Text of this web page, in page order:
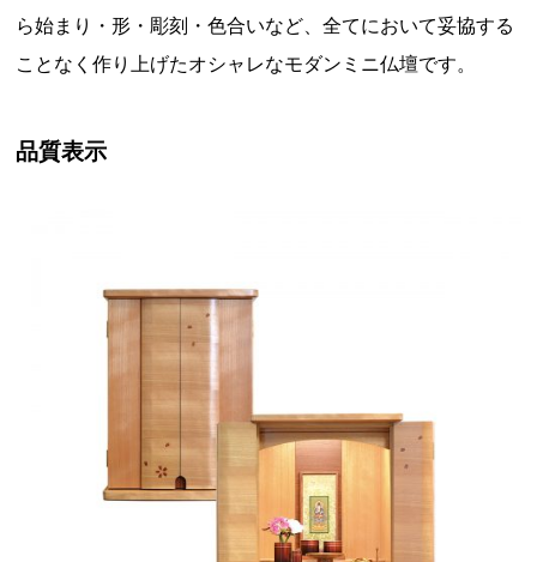
ら始まり・形・彫刻・色合いなど、全てにおいて妥協する
ことなく作り上げたオシャレなモダンミニ仏壇です。
品質表示